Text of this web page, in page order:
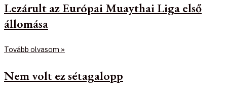
Lezárult az Európai Muaythai Liga első
állomása
Tovább olvasom »
Nem volt ez sétagalopp